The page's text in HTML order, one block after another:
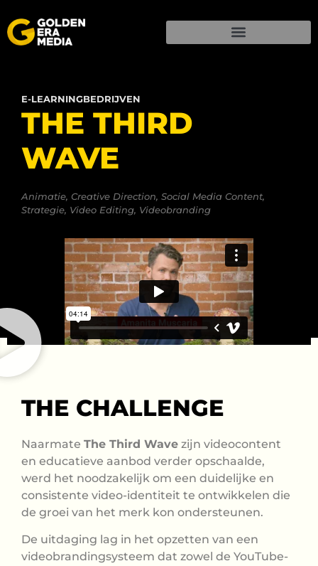
E-LEARNINGBEDRIJVEN
THE THIRD
WAVE
Animatie, Creative Direction, Social Media Content,
Strategie, Video Editing, Videobranding
THE CHALLENGE
Naarmate The Third Wave zijn videocontent
en educatieve aanbod verder opschaalde,
werd het noodzakelijk om een duidelijke en
consistente video-identiteit te ontwikkelen die
de groei van het merk kon ondersteunen.
De uitdaging lag in het opzetten van een
videobrandingsysteem dat zowel de YouTube-